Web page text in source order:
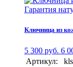
Гарантия
Ключница из
5 300 руб. 6
Артикул: